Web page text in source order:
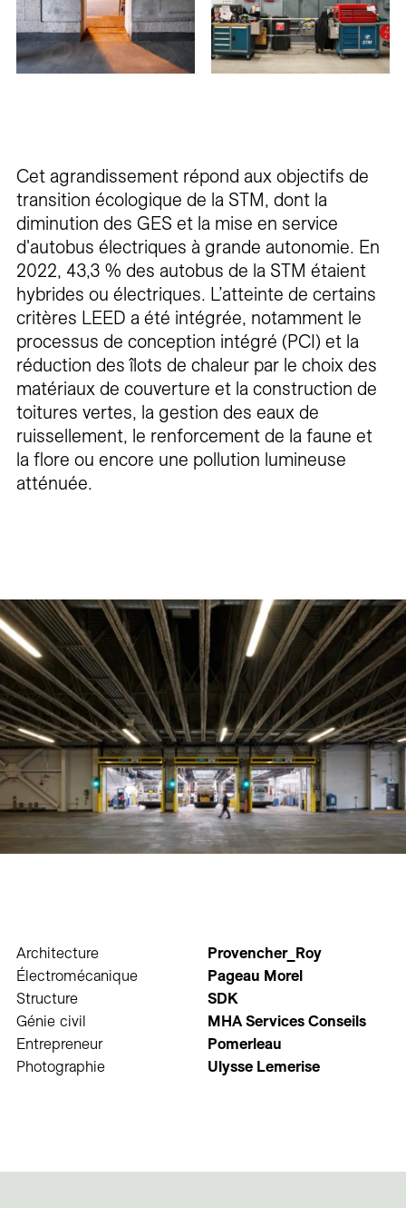
Cet agrandissement répond aux objectifs de
transition écologique de la STM, dont la
diminution des GES et la mise en service
d'autobus électriques à grande autonomie. En
2022, 43,3 % des autobus de la STM étaient
hybrides ou électriques. L’atteinte de certains
critères LEED a été intégrée, notamment le
processus de conception intégré (PCI) et la
réduction des îlots de chaleur par le choix des
matériaux de couverture et la construction de
toitures vertes, la gestion des eaux de
ruissellement, le renforcement de la faune et
la flore ou encore une pollution lumineuse
atténuée.
Architecture
Provencher_Roy
Électromécanique
Pageau Morel
Structure
SDK
Génie civil
MHA Services Conseils
Entrepreneur
Pomerleau
Photographie
Ulysse Lemerise